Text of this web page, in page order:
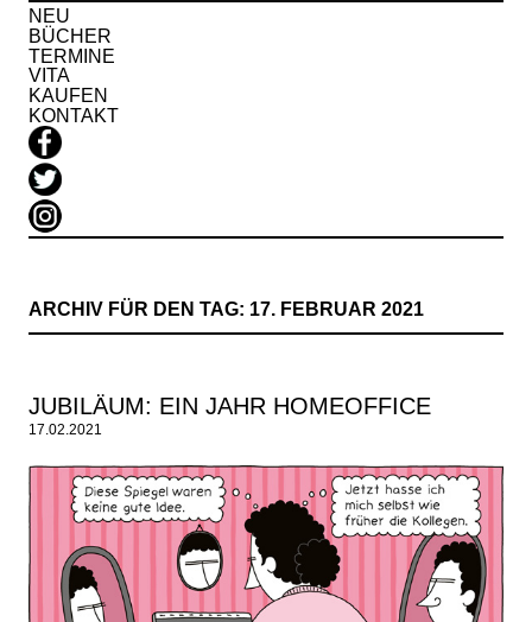
NEU
BÜCHER
TERMINE
VITA
KAUFEN
KONTAKT
ARCHIV FÜR DEN TAG: 17. FEBRUAR 2021
JUBILÄUM: EIN JAHR HOMEOFFICE
17.02.2021